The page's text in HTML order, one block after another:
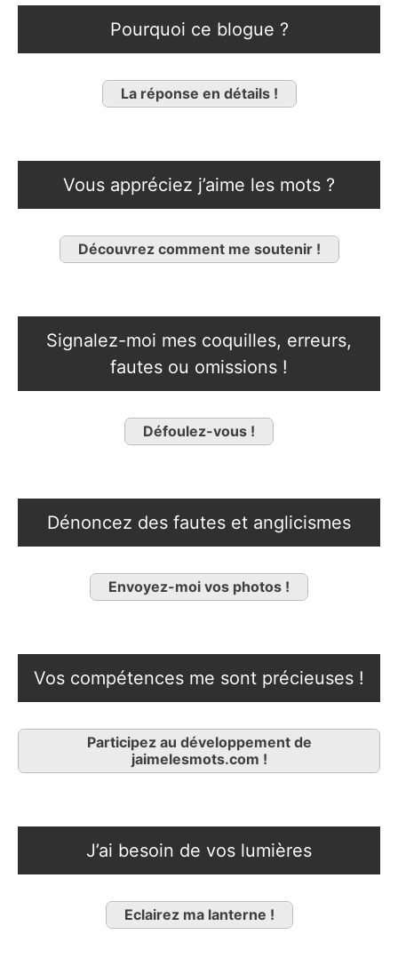
Pourquoi ce blogue ?
La réponse en détails !
Vous appréciez j’aime les mots ?
Découvrez comment me soutenir !
Signalez-moi mes coquilles, erreurs,
fautes ou omissions !
Défoulez-vous !
Dénoncez des fautes et anglicismes
Envoyez-moi vos photos !
Vos compétences me sont précieuses !
Participez au développement de
jaimelesmots.com !
J’ai besoin de vos lumières
Eclairez ma lanterne !